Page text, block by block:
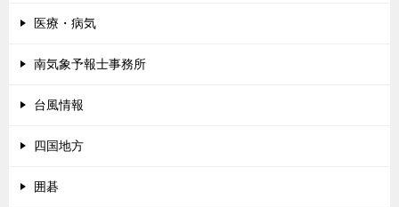
医療・病気
南気象予報士事務所
台風情報
四国地方
囲碁